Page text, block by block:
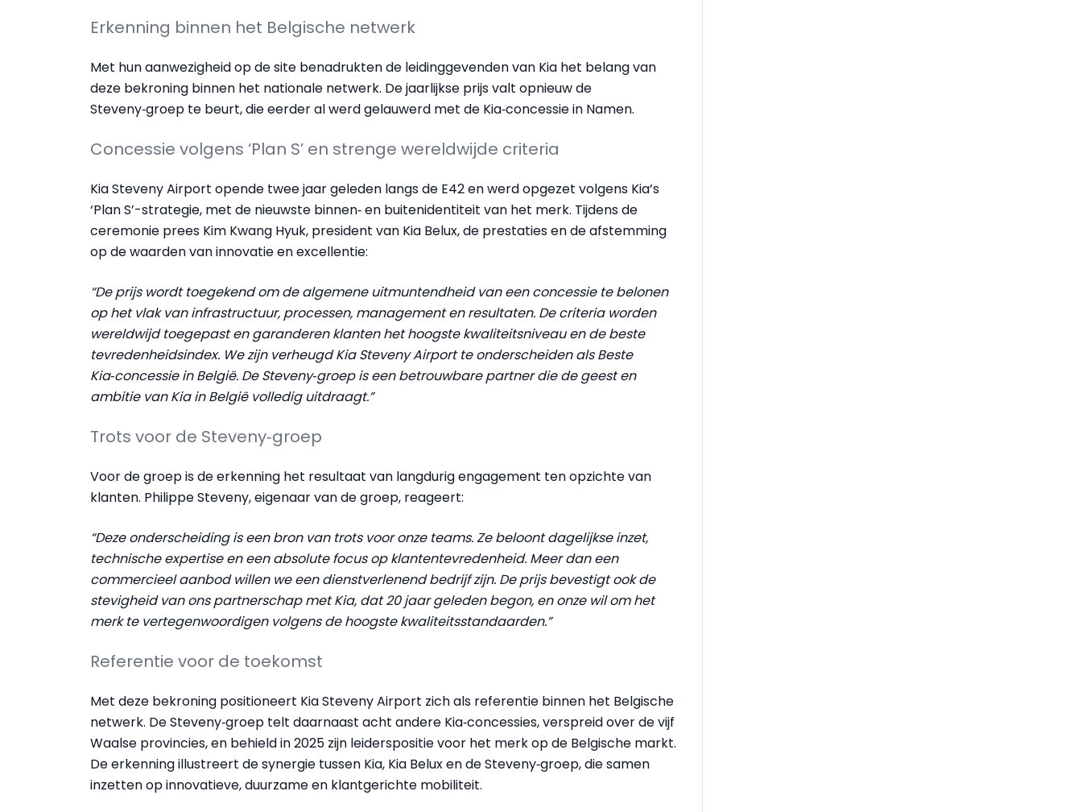
Erkenning binnen het Belgische netwerk
Met hun aanwezigheid op de site benadrukten de leidinggevenden van Kia het belang van
deze bekroning binnen het nationale netwerk. De jaarlijkse prijs valt opnieuw de
Steveny‑groep te beurt, die eerder al werd gelauwerd met de Kia‑concessie in Namen.
Concessie volgens ‘Plan S’ en strenge wereldwijde criteria
Kia Steveny Airport opende twee jaar geleden langs de E42 en werd opgezet volgens Kia’s
‘Plan S’-strategie, met de nieuwste binnen‑ en buitenidentiteit van het merk. Tijdens de
ceremonie prees Kim Kwang Hyuk, president van Kia Belux, de prestaties en de afstemming
op de waarden van innovatie en excellentie:
“De prijs wordt toegekend om de algemene uitmuntendheid van een concessie te belonen
op het vlak van infrastructuur, processen, management en resultaten. De criteria worden
wereldwijd toegepast en garanderen klanten het hoogste kwaliteitsniveau en de beste
tevredenheidsindex. We zijn verheugd Kia Steveny Airport te onderscheiden als Beste
Kia‑concessie in België. De Steveny‑groep is een betrouwbare partner die de geest en
ambitie van Kia in België volledig uitdraagt.”
Trots voor de Steveny‑groep
Voor de groep is de erkenning het resultaat van langdurig engagement ten opzichte van
klanten. Philippe Steveny, eigenaar van de groep, reageert:
“Deze onderscheiding is een bron van trots voor onze teams. Ze beloont dagelijkse inzet,
technische expertise en een absolute focus op klantentevredenheid. Meer dan een
commercieel aanbod willen we een dienstverlenend bedrijf zijn. De prijs bevestigt ook de
stevigheid van ons partnerschap met Kia, dat 20 jaar geleden begon, en onze wil om het
merk te vertegenwoordigen volgens de hoogste kwaliteitsstandaarden.”
Referentie voor de toekomst
Met deze bekroning positioneert Kia Steveny Airport zich als referentie binnen het Belgische
netwerk. De Steveny‑groep telt daarnaast acht andere Kia‑concessies, verspreid over de vijf
Waalse provincies, en behield in 2025 zijn leiderspositie voor het merk op de Belgische markt.
De erkenning illustreert de synergie tussen Kia, Kia Belux en de Steveny‑groep, die samen
inzetten op innovatieve, duurzame en klantgerichte mobiliteit.